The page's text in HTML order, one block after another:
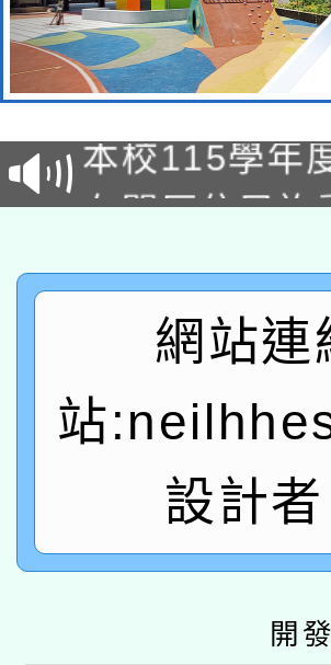
本校115學年
第3次招考甄
本校115學年
次招考甄選結
有關原住民
一案。
答一案
有關本府115
人員健康講
心」，鼓勵退
本校115學年
招甄選結果公
適應運動共學
本館辦理115
暨閱讀推動
科技賦能─人
礎課程
A3數位素養
本校115學年
網站連
站
設計
開